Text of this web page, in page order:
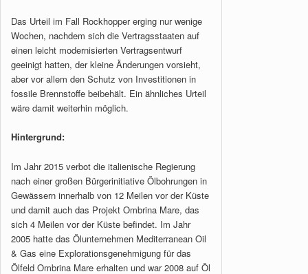
Das Urteil im Fall Rockhopper erging nur wenige
Wochen, nachdem sich die Vertragsstaaten auf
einen leicht modernisierten Vertragsentwurf
geeinigt hatten, der kleine Änderungen vorsieht,
aber vor allem den Schutz von Investitionen in
fossile Brennstoffe beibehält. Ein ähnliches Urteil
wäre damit weiterhin möglich.
Hintergrund:
Im Jahr 2015 verbot die italienische Regierung
nach einer großen Bürgerinitiative Ölbohrungen in
Gewässern innerhalb von 12 Meilen vor der Küste
und damit auch das Projekt Ombrina Mare, das
sich 4 Meilen vor der Küste befindet. Im Jahr
2005 hatte das Ölunternehmen Mediterranean Oil
& Gas eine Explorationsgenehmigung für das
Ölfeld Ombrina Mare erhalten und war 2008 auf Öl